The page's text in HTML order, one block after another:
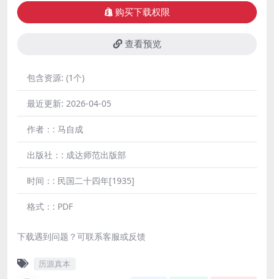
购买下载权限
查看预览
包含资源: (1个)
最近更新: 2026-04-05
作者：: 马自成
出版社：: 成达师范出版部
时间：: 民国二十四年[1935]
格式：: PDF
下载遇到问题？可联系客服或反馈
历源真本